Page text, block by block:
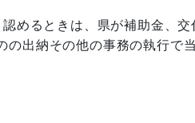
めるときは、県が補助金、
出納その他の事務の執行で